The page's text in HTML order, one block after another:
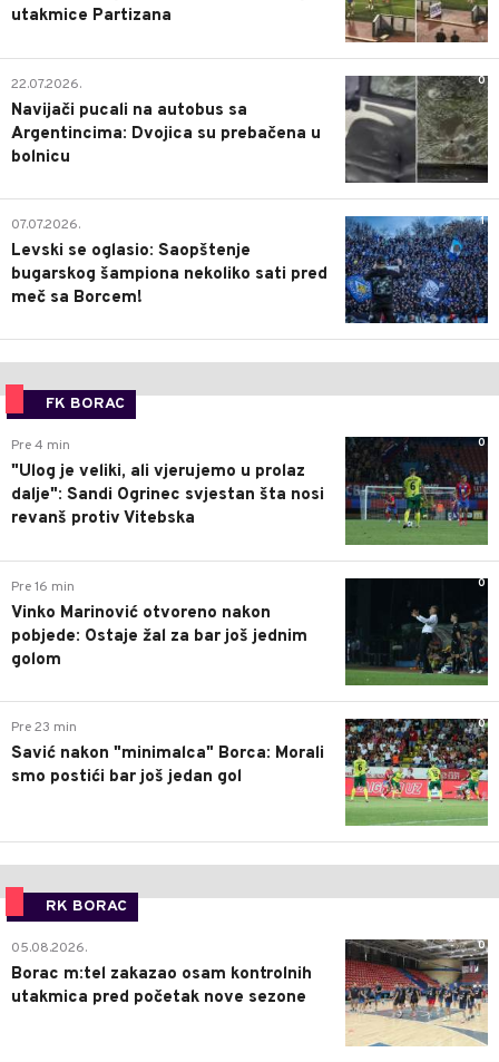
utakmice Partizana
0
22.07.2026.
Navijači pucali na autobus sa
Argentincima: Dvojica su prebačena u
bolnicu
1
07.07.2026.
Levski se oglasio: Saopštenje
bugarskog šampiona nekoliko sati pred
meč sa Borcem!
FK BORAC
0
Pre 4 min
"Ulog je veliki, ali vjerujemo u prolaz
dalje": Sandi Ogrinec svjestan šta nosi
revanš protiv Vitebska
0
Pre 16 min
Vinko Marinović otvoreno nakon
pobjede: Ostaje žal za bar još jednim
golom
0
Pre 23 min
Savić nakon "minimalca" Borca: Morali
smo postići bar još jedan gol
RK BORAC
0
05.08.2026.
Borac m:tel zakazao osam kontrolnih
utakmica pred početak nove sezone